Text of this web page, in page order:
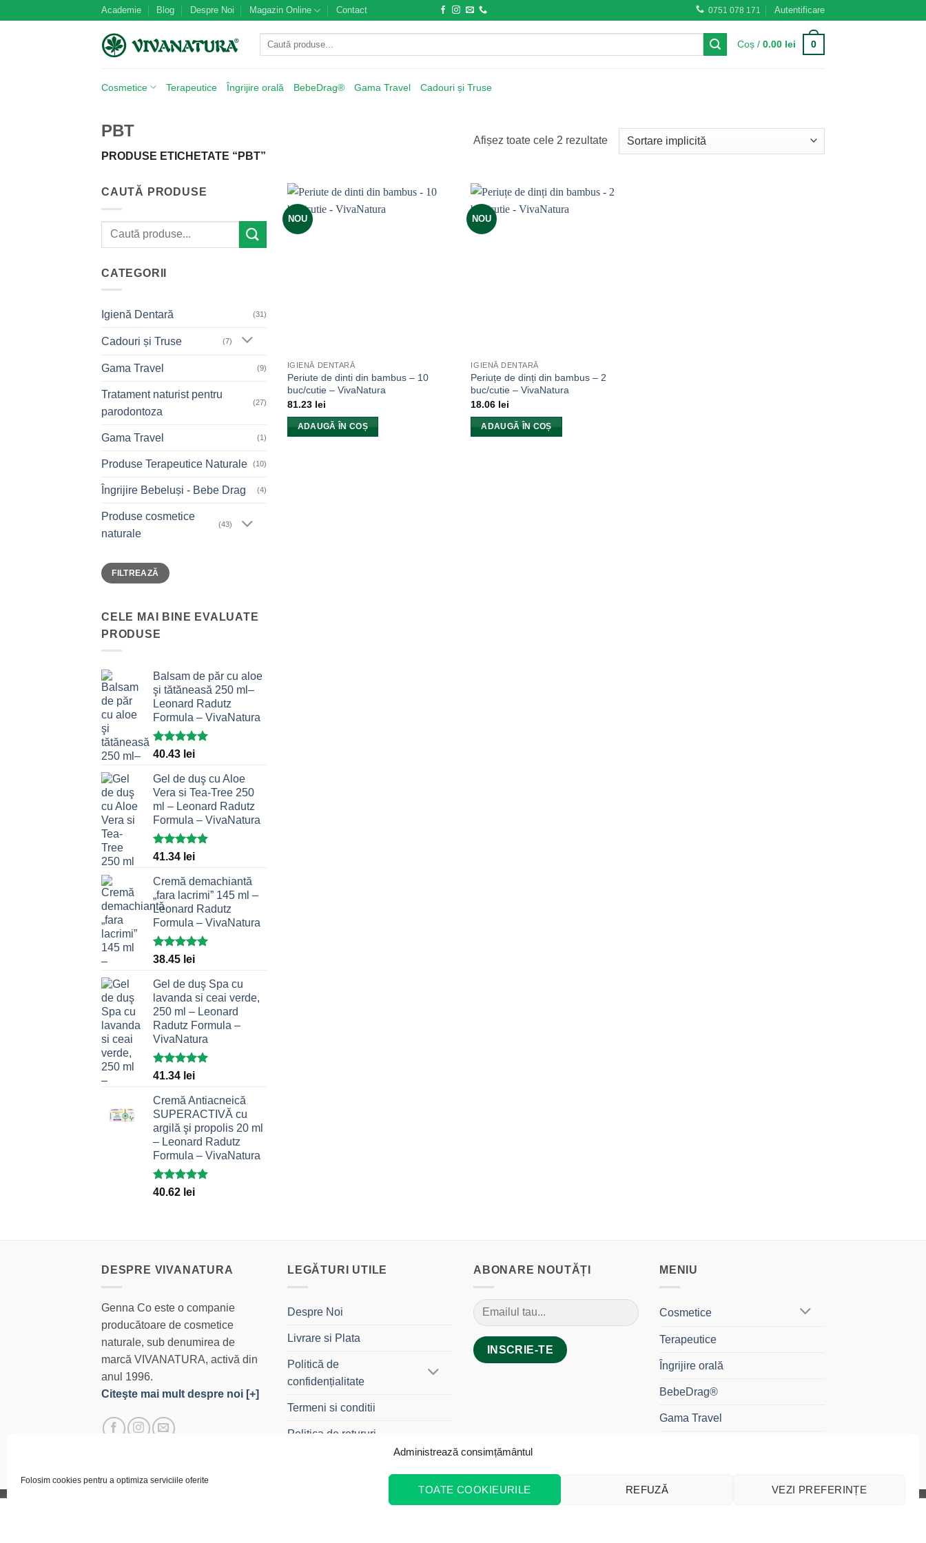
Administrează consimțământul
Folosim cookies pentru a optimiza serviciile oferite
TOATE COOKIEURILE REFUZĂ VEZI PREFERINȚE
Academie Blog Despre Noi Magazin Online Contact 0751 078 171 Autentificare
Caută
Coș /0.00 lei 0
Cosmetice Terapeutice Îngrijire orală BebeDrag® Gama Travel Cadouri și Truse
PBT
PRODUSE ETICHETATE “PBT”
Afișez toate cele 2 rezultate
CAUTĂ PRODUSE
Caută
CATEGORII
Igienă Dentară (31)
Cadouri și Truse (7)
Gama Travel (9)
Tratament naturist pentru
parodontoza
(27)
Gama Travel (1)
Produse Terapeutice Naturale (10)
Îngrijire Bebeluși - Bebe Drag (4)
Produse cosmetice
naturale
(43)
Preț
minim
Preț
maxim
FILTREAZĂ
CELE MAI BINE EVALUATE
PRODUSE
Balsam de păr cu aloe
şi tătăneasă 250 ml–
Leonard Radutz
Formula – VivaNatura
Evaluat la
din 5
40.43 lei
Gel de duş cu Aloe
Vera si Tea-Tree 250
ml – Leonard Radutz
Formula – VivaNatura
Evaluat la
din 5
41.34 lei
Cremă demachiantă
„fara lacrimi” 145 ml –
Leonard Radutz
Formula – VivaNatura
Evaluat la
din 5
38.45 lei
Gel de duş Spa cu
lavanda si ceai verde,
250 ml – Leonard
Radutz Formula –
VivaNatura
Evaluat la
din 5
41.34 lei
Cremă Antiacneică
SUPERACTIVĂ cu
argilă şi propolis 20 ml
– Leonard Radutz
Formula – VivaNatura
Evaluat la
40.62 lei
NOU
IGIENĂ DENTARĂ
Periute de dinti din bambus – 10
buc/cutie – VivaNatura
81.23 lei
ADAUGĂ ÎN COȘ
NOU
IGIENĂ DENTARĂ
Periuțe de dinți din bambus – 2
buc/cutie – VivaNatura
18.06 lei
ADAUGĂ ÎN COȘ
DESPRE VIVANATURA
Genna Co este o companie
producătoare de cosmetice
naturale, sub denumirea de
marcă VIVANATURA, activă din
anul 1996.
Citeşte mai mult despre noi [+]
LEGĂTURI UTILE
Despre Noi
Livrare si Plata
Politică de
confidențialitate
Termeni si conditii
Politica de retururi
ABONARE NOUTĂȚI MENIU
Cosmetice
Terapeutice
Îngrijire orală
BebeDrag®
Gama Travel